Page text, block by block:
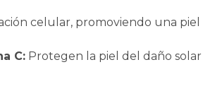
celular, promoviendo una piel
C: Protegen la piel del daño